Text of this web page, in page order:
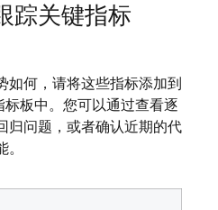
踪关键指标
如何，请将这些指标添加到
标板中。您可以通过查看逐
归问题，或者确认近期的代